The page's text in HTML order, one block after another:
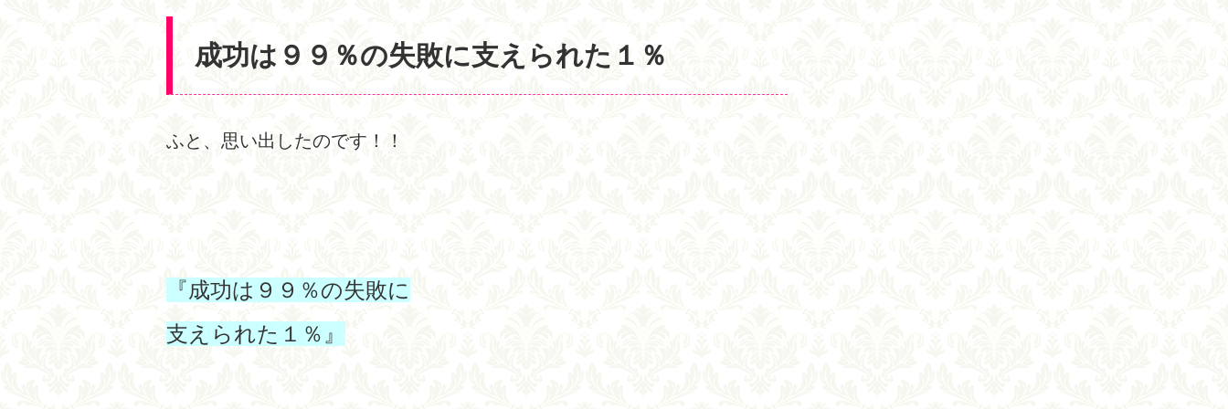
成功は９９％の失敗に支えられた１％
ふと、思い出したのです！！
『成功は９９％の失敗に
支えられた１％』